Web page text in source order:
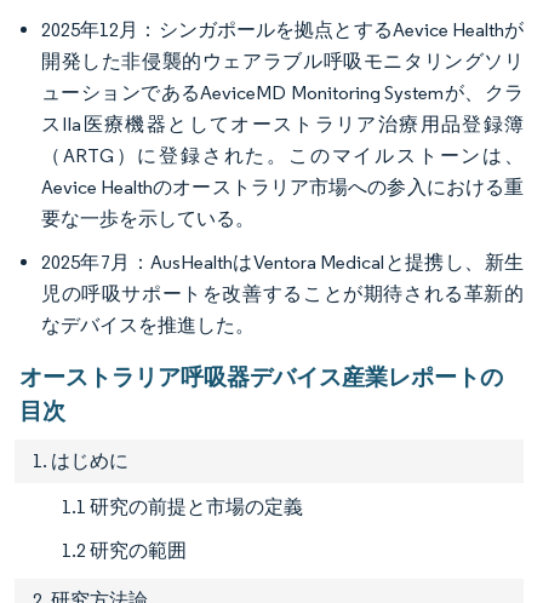
2025年12月：シンガポールを拠点とするAevice Healthが
開発した非侵襲的ウェアラブル呼吸モニタリングソリ
ューションであるAeviceMD Monitoring Systemが、クラ
スIIa医療機器としてオーストラリア治療用品登録簿
（ARTG）に登録された。このマイルストーンは、
Aevice Healthのオーストラリア市場への参入における重
要な一歩を示している。
2025年7月：AusHealthはVentora Medicalと提携し、新生
児の呼吸サポートを改善することが期待される革新的
なデバイスを推進した。
オーストラリア呼吸器デバイス産業レポートの
目次
1. はじめに
1.1 研究の前提と市場の定義
1.2 研究の範囲